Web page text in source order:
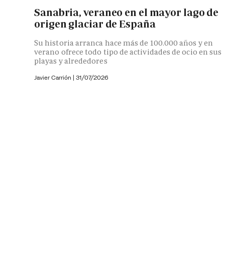
Sanabria, veraneo en el mayor lago de
origen glaciar de España
Su historia arranca hace más de 100.000 años y en
verano ofrece todo tipo de actividades de ocio en sus
playas y alrededores
Javier Carrión | 31/07/2026